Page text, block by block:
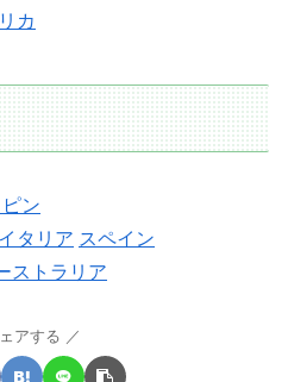
カ
ン
イタリア スペイン
ストラリア
アする